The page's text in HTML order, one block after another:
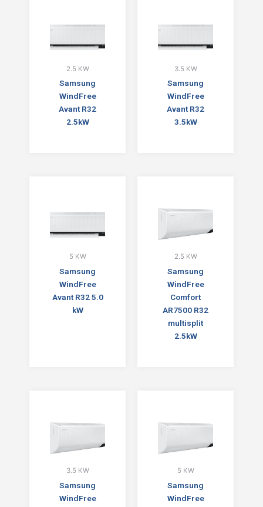
2.5 KW
Samsung
WindFree
Avant R32
2.5kW
3.5 KW
Samsung
WindFree
Avant R32
3.5kW
5 KW
Samsung
WindFree
Avant R32 5.0
kW
2.5 KW
Samsung
WindFree
Comfort
AR7500 R32
multisplit
2.5kW
3.5 KW
Samsung
WindFree
5 KW
Samsung
WindFree